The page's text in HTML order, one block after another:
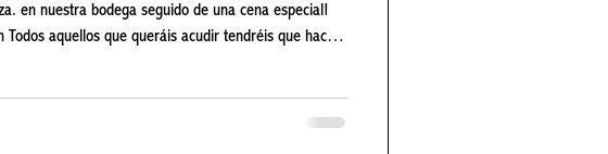
Todos aquellos que queráis acudir tendréis que hacer
con nosotros en el teléfono 918 94 3 237 o en